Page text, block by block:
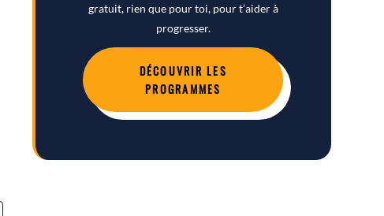
gratuit, rien que pour toi, pour t’aider à
progresser.
DÉCOUVRIR LES
PROGRAMMES